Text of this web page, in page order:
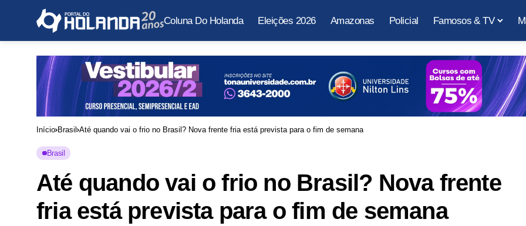
Coluna Do Holanda Eleições 2026 Amazonas Policial Famosos & TV
Início Brasil Até quando vai o frio no Brasil? Nova frente fria está prevista para o fim de semana
Brasil
Até quando vai o frio no Brasil? Nova frente
fria está prevista para o fim de semana